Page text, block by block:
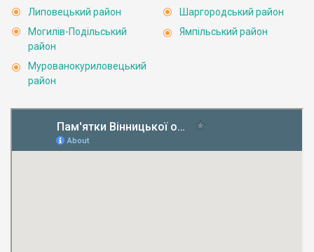
Липовецький район
Могилів-Подільський
район
Мурованокуриловецький
район
Шаргородський район
Ямпільський район